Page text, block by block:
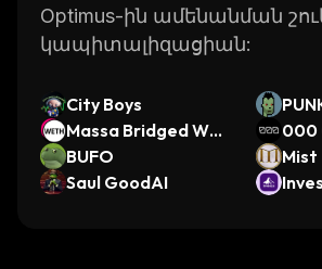
Optimus-ին ամենանման
կապիտալիզացիան:
City Boys
Massa Bridged WE
TH (Massa)
000
BUFO
Mist
Saul GoodAI